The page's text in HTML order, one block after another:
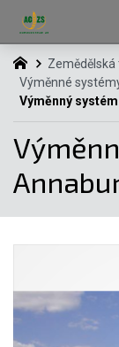
Zemědělská
Výměnné
Výměnný